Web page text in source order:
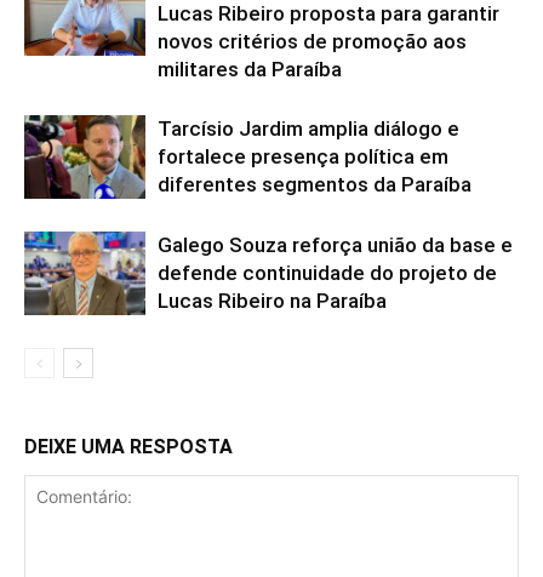
Lucas Ribeiro proposta para garantir
novos critérios de promoção aos
militares da Paraíba
Tarcísio Jardim amplia diálogo e
fortalece presença política em
diferentes segmentos da Paraíba
Galego Souza reforça união da base e
defende continuidade do projeto de
Lucas Ribeiro na Paraíba
DEIXE UMA RESPOSTA